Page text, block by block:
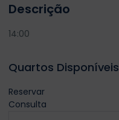
Descrição
14:00
Quartos Disponíveis
Reservar
Consulta